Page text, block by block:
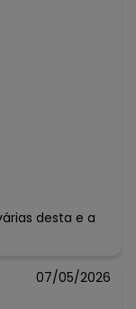
desta e a
07/05/2026